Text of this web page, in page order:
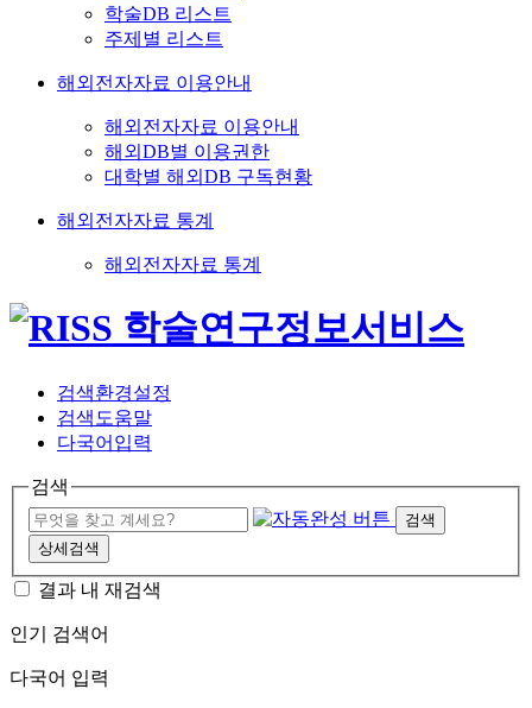
학술DB 리스트
주제별 리스트
해외전자자료 이용안내
해외전자자료 이용안내
해외DB별 이용권한
대학별 해외DB 구독현황
해외전자자료 통계
해외전자자료 통계
검색환경설정
검색도움말
다국어입력
검색
검색
상세검색
결과 내 재검색
인기 검색어
다국어 입력